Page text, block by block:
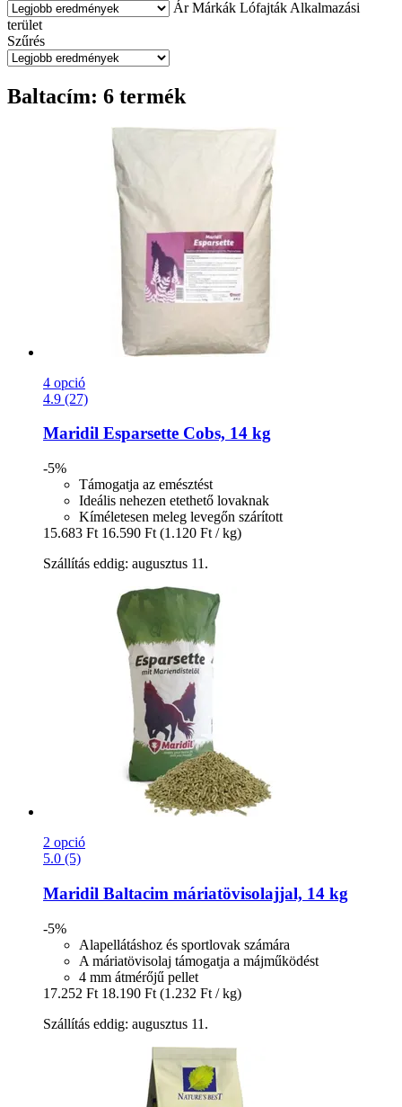
Ár Márkák Lófajták Alkalmazási
terület
Szűrés
Baltacím: 6 termék
4 opció
4.9 (27)
Maridil Esparsette Cobs, 14 kg
-5%
Támogatja az emésztést
Ideális nehezen etethető lovaknak
Kíméletesen meleg levegőn szárított
15.683 Ft 16.590 Ft (1.120 Ft / kg)
Szállítás eddig: augusztus 11.
2 opció
5.0 (5)
Maridil Baltacim máriatövisolajjal, 14 kg
-5%
Alapellátáshoz és sportlovak számára
A máriatövisolaj támogatja a májműködést
4 mm átmérőjű pellet
17.252 Ft 18.190 Ft (1.232 Ft / kg)
Szállítás eddig: augusztus 11.